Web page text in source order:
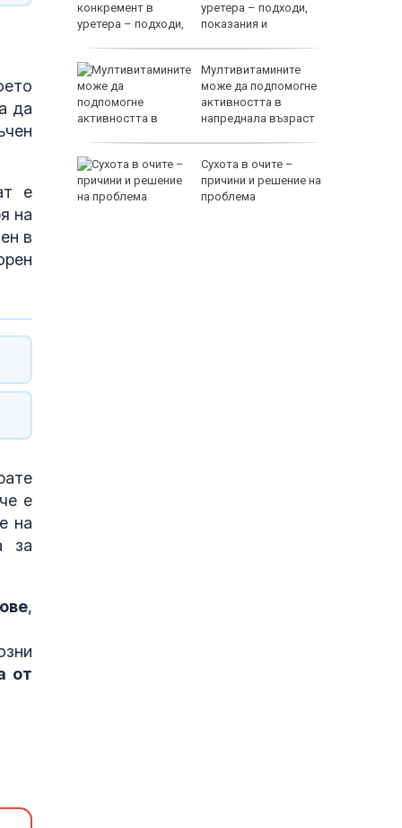
да
е
на
в
е
на
за
,
от
уретера – подходи,
показания и
Мултивитамините
може да подпомогне
активността в
напреднала възраст
Сухота в очите –
причини и решение на
проблема